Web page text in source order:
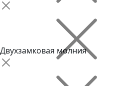
Двухзамковая молния